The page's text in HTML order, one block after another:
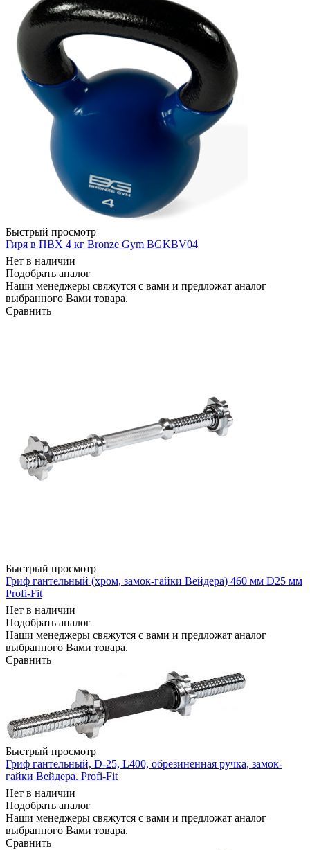
Быстрый просмотр
Гиря в ПВХ 4 кг Bronze Gym BGKBV04
Нет в наличии
Подобрать аналог
Наши менеджеры свяжутся с вами и предложат аналог
выбранного Вами товара.
Сравнить
Быстрый просмотр
Гриф гантельный (хром, замок-гайки Вейдера) 460 мм D25 мм
Profi-Fit
Нет в наличии
Подобрать аналог
Наши менеджеры свяжутся с вами и предложат аналог
выбранного Вами товара.
Сравнить
Быстрый просмотр
Гриф гантельный, D-25, L400, обрезиненная ручка, замок-
гайки Вейдера. Profi-Fit
Нет в наличии
Подобрать аналог
Наши менеджеры свяжутся с вами и предложат аналог
выбранного Вами товара.
Сравнить